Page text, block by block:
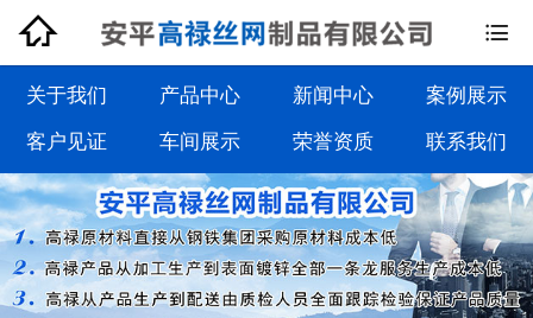
钢格板系列
钢格栅板系列
沟盖板系列
踏步板系列


关于我们 产品中心 新闻中心 案例展示
客户见证 车间展示 荣誉资质 联系我们